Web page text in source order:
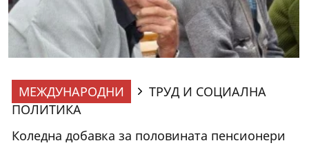
МЕЖДУНАРОДНИ
ТРУД И СОЦИАЛНА
ПОЛИТИКА
Коледна добавка за половината пенсионери